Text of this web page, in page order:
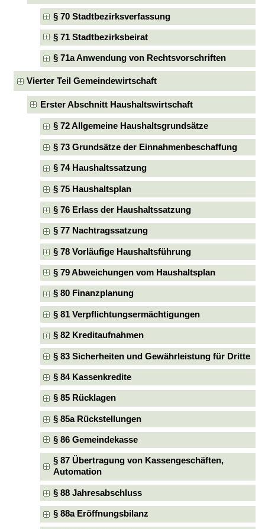
§ 70 Stadtbezirksverfassung
§ 71 Stadtbezirksbeirat
§ 71a Anwendung von Rechtsvorschriften
Vierter Teil Gemeindewirtschaft
Erster Abschnitt Haushaltswirtschaft
§ 72 Allgemeine Haushaltsgrundsätze
§ 73 Grundsätze der Einnahmenbeschaffung
§ 74 Haushaltssatzung
§ 75 Haushaltsplan
§ 76 Erlass der Haushaltssatzung
§ 77 Nachtragssatzung
§ 78 Vorläufige Haushaltsführung
§ 79 Abweichungen vom Haushaltsplan
§ 80 Finanzplanung
§ 81 Verpflichtungsermächtigungen
§ 82 Kreditaufnahmen
§ 83 Sicherheiten und Gewährleistung für Dritte
§ 84 Kassenkredite
§ 85 Rücklagen
§ 85a Rückstellungen
§ 86 Gemeindekasse
§ 87 Übertragung von Kassengeschäften,
Automation
§ 88 Jahresabschluss
§ 88a Eröffnungsbilanz